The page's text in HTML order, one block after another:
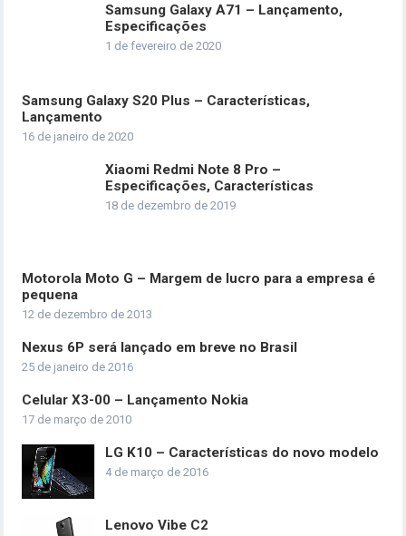
Samsung Galaxy A71 – Lançamento,
Especificações
1 de fevereiro de 2020
Samsung Galaxy S20 Plus – Características,
Lançamento
16 de janeiro de 2020
Xiaomi Redmi Note 8 Pro –
Especificações, Características
18 de dezembro de 2019
Motorola Moto G – Margem de lucro para a empresa é
pequena
12 de dezembro de 2013
Nexus 6P será lançado em breve no Brasil
25 de janeiro de 2016
Celular X3-00 – Lançamento Nokia
17 de março de 2010
LG K10 – Características do novo modelo
4 de março de 2016
Lenovo Vibe C2